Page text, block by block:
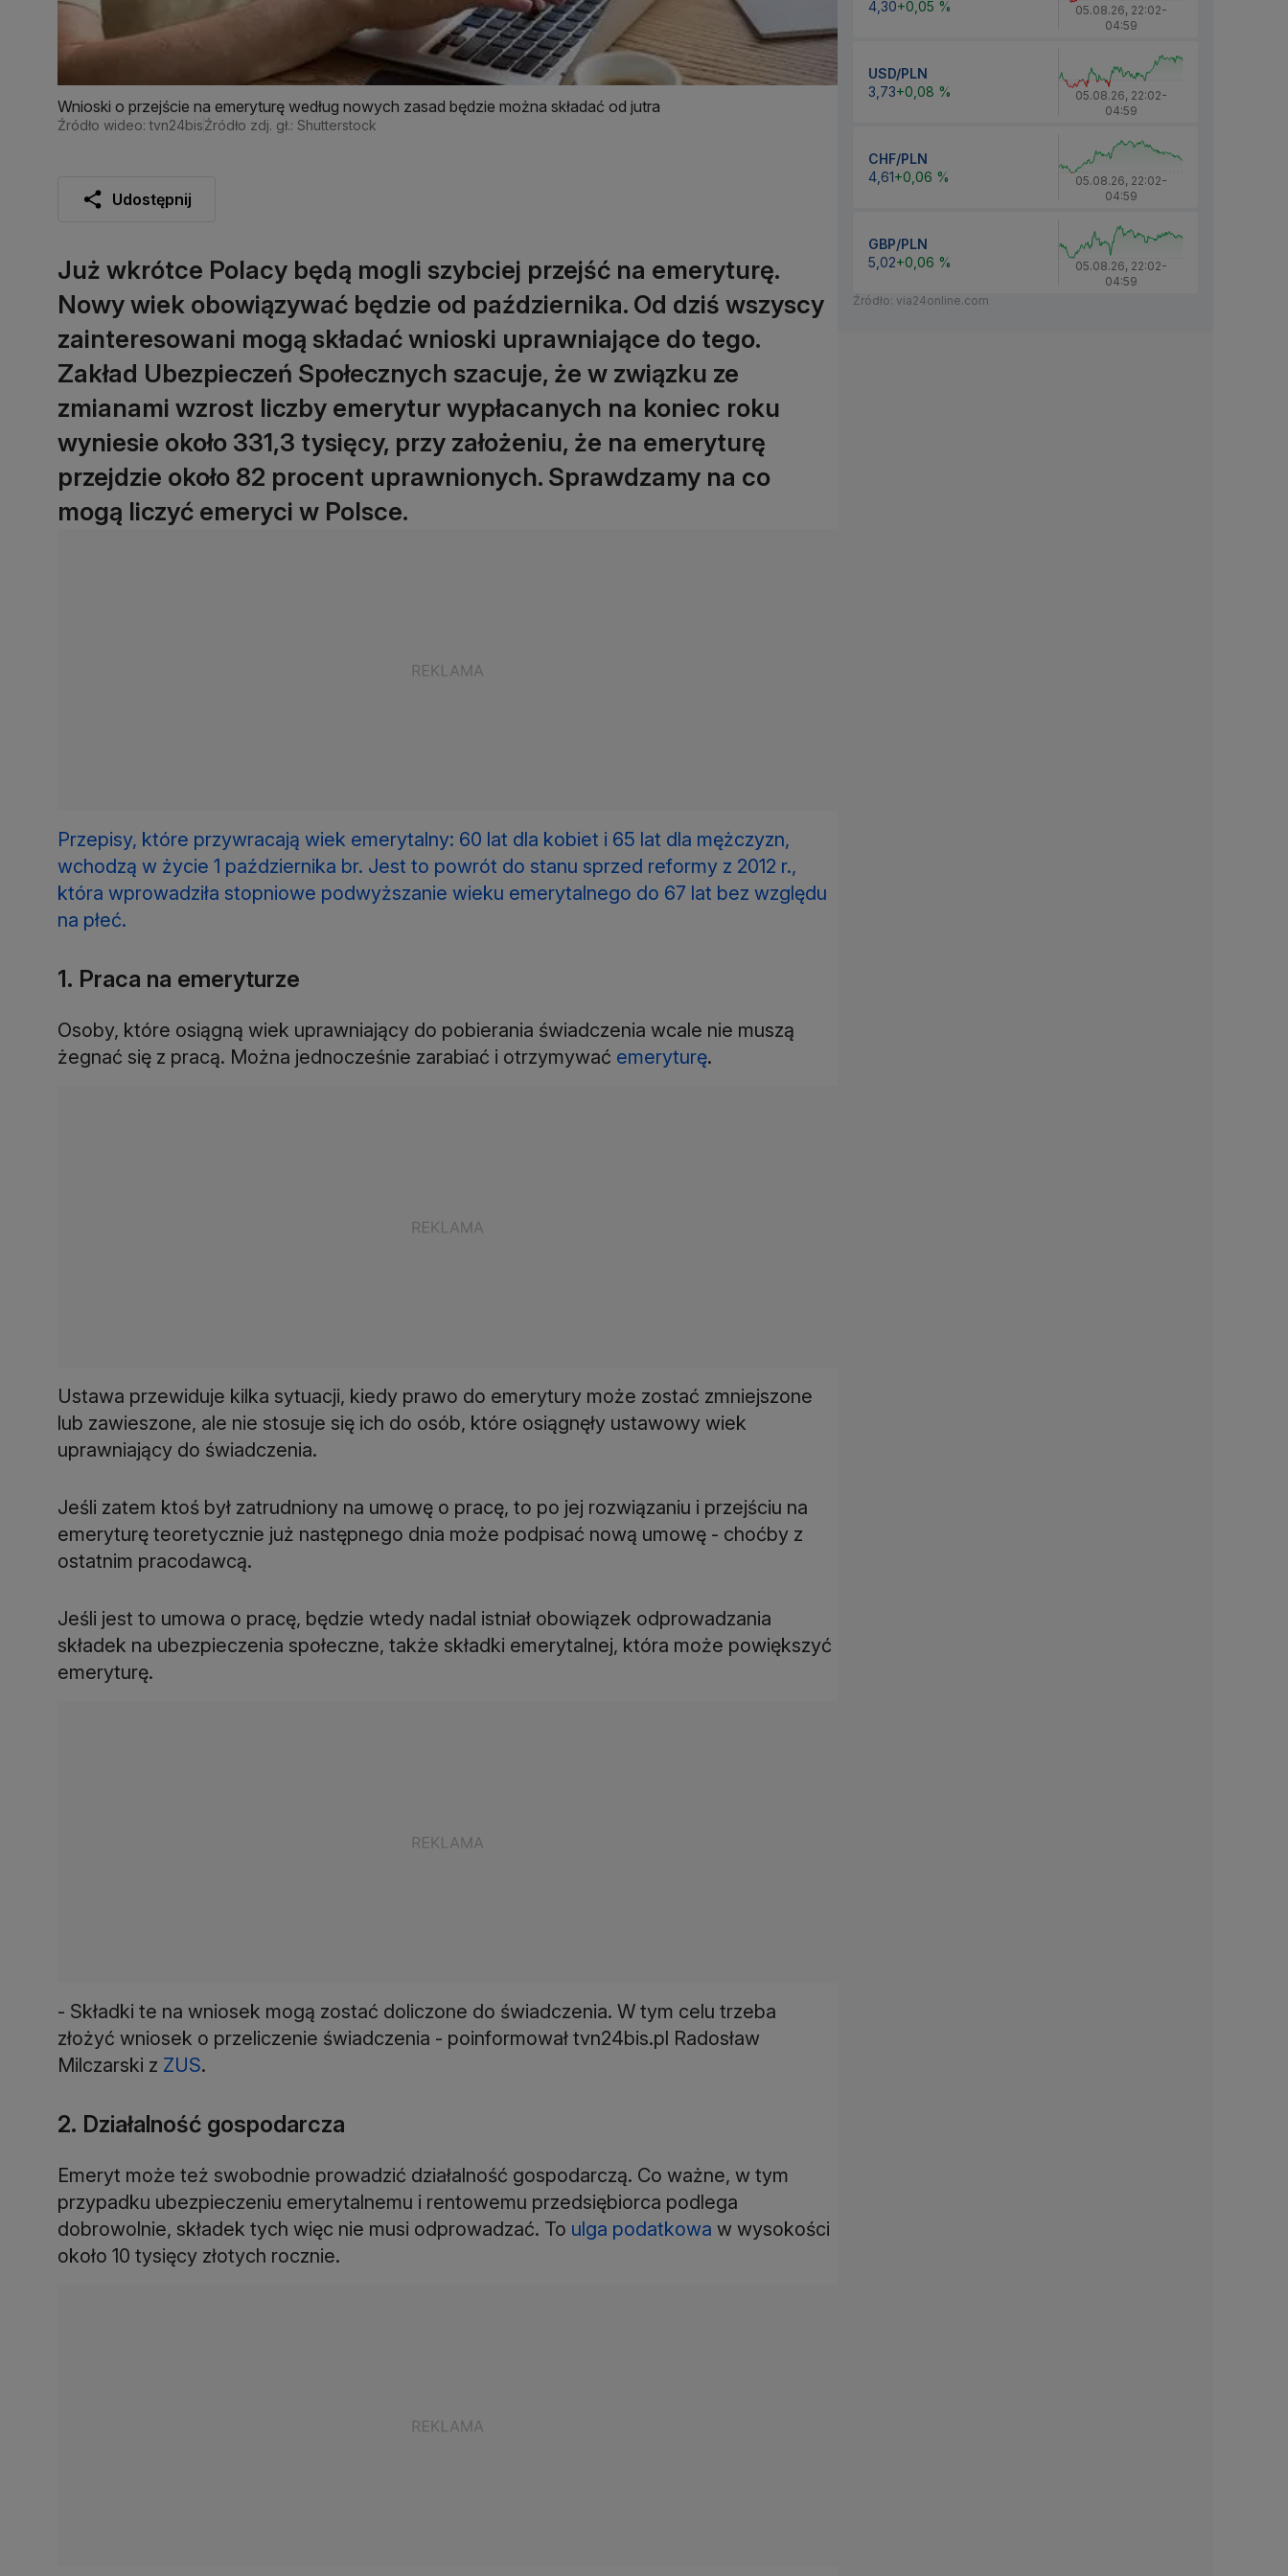
Wnioski o przejście na emeryturę według nowych zasad będzie można składać od jutra
Źródło wideo: tvn24bisŹródło zdj. gł.: Shutterstock
Udostępnij
Już wkrótce Polacy będą mogli szybciej przejść na emeryturę.
Nowy wiek obowiązywać będzie od października. Od dziś wszyscy
zainteresowani mogą składać wnioski uprawniające do tego.
Zakład Ubezpieczeń Społecznych szacuje, że w związku ze
zmianami wzrost liczby emerytur wypłacanych na koniec roku
wyniesie około 331,3 tysięcy, przy założeniu, że na emeryturę
przejdzie około 82 procent uprawnionych. Sprawdzamy na co
mogą liczyć emeryci w Polsce.
Przepisy, które przywracają wiek emerytalny: 60 lat dla kobiet i 65 lat dla mężczyzn,
wchodzą w życie 1 października br. Jest to powrót do stanu sprzed reformy z 2012 r.,
która wprowadziła stopniowe podwyższanie wieku emerytalnego do 67 lat bez względu
na płeć.
1. Praca na emeryturze
Osoby, które osiągną wiek uprawniający do pobierania świadczenia wcale nie muszą
żegnać się z pracą. Można jednocześnie zarabiać i otrzymywać emeryturę.
Ustawa przewiduje kilka sytuacji, kiedy prawo do emerytury może zostać zmniejszone
lub zawieszone, ale nie stosuje się ich do osób, które osiągnęły ustawowy wiek
uprawniający do świadczenia.
Jeśli zatem ktoś był zatrudniony na umowę o pracę, to po jej rozwiązaniu i przejściu na
emeryturę teoretycznie już następnego dnia może podpisać nową umowę - choćby z
ostatnim pracodawcą.
Jeśli jest to umowa o pracę, będzie wtedy nadal istniał obowiązek odprowadzania
składek na ubezpieczenia społeczne, także składki emerytalnej, która może powiększyć
emeryturę.
- Składki te na wniosek mogą zostać doliczone do świadczenia. W tym celu trzeba
złożyć wniosek o przeliczenie świadczenia - poinformował tvn24bis.pl Radosław
Milczarski z ZUS.
2. Działalność gospodarcza
Emeryt może też swobodnie prowadzić działalność gospodarczą. Co ważne, w tym
przypadku ubezpieczeniu emerytalnemu i rentowemu przedsiębiorca podlega
dobrowolnie, składek tych więc nie musi odprowadzać. To ulga podatkowa w wysokości
około 10 tysięcy złotych rocznie.
4,30+0,05 % 05.08.26, 22:02-
04:59
USD/PLN
3,73+0,08 % 05.08.26, 22:02-
04:59
CHF/PLN
4,61+0,06 % 05.08.26, 22:02-
04:59
GBP/PLN
5,02+0,06 % 05.08.26, 22:02-
04:59
Źródło: via24online.com